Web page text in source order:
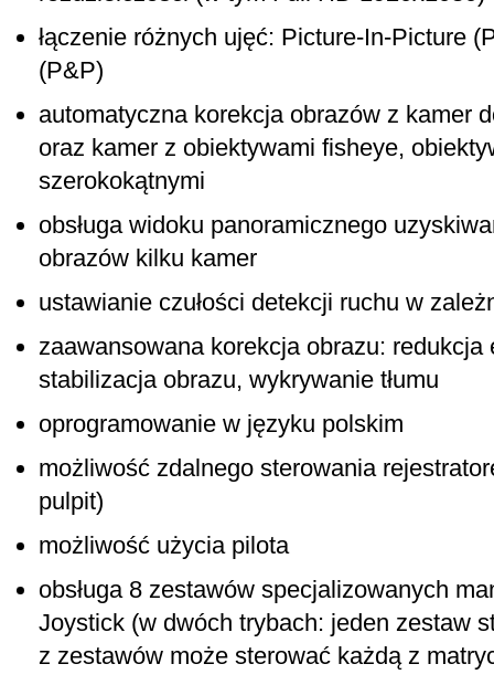
łączenie różnych ujęć: Picture-In-Picture
(P&P)
automatyczna korekcja obrazów z kamer
oraz kamer z obiektywami fisheye,
szerokokątnymi
obsługa widoku panoramicznego
obrazów kilku kamer
ustawianie czułości detekcji ruchu w
zaawansowana korekcja obrazu: redukcja
stabilizacja obrazu, wykrywanie tłumu
oprogramowanie w języku polskim
możliwość zdalnego sterowania
pulpit)
możliwość użycia pilota
obsługa 8 zestawów specjalizowanych
Joystick (w dwóch trybach: jeden zestaw
z zestawów może sterować każdą z